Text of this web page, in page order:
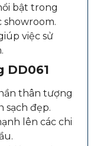
bật trong
showroom.
việc sử
DD061
thân tượng
sạch đẹp.
lên các chi